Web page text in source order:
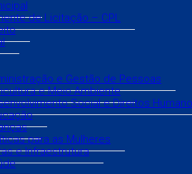
de Licitação – CPL
e Gestão de Pessoas
e Meio Ambiente
Social e Direitos
para as Mulheres
e Infraestrutura